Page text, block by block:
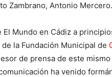
Zambrano, Antonio
El Mundo en Cádiz a
la Fundación Municipal de
de prensa de este
ha venido